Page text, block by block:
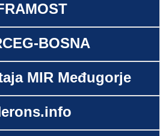
BOSNA
MIR Međugorje